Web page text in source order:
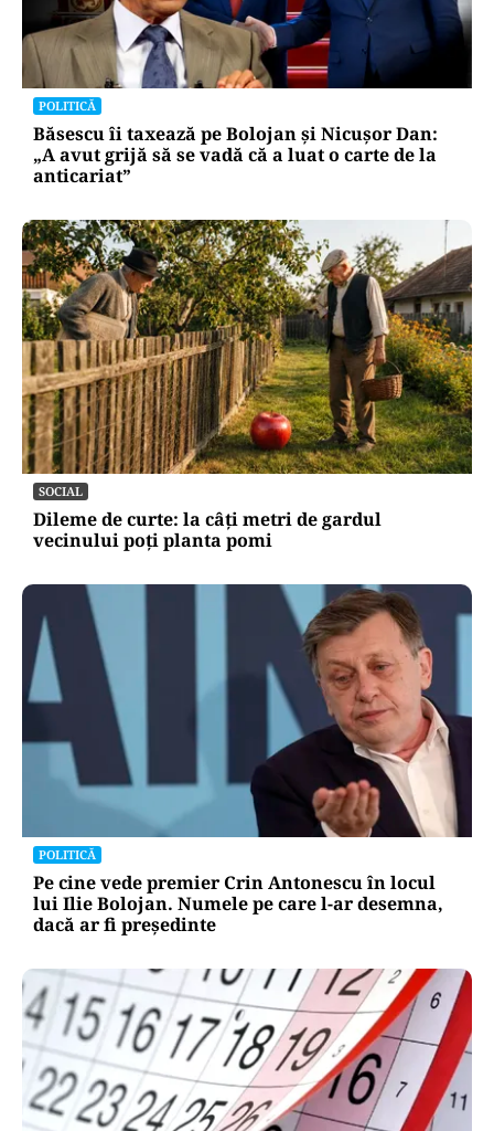
POLITICĂ
Băsescu îi taxează pe Bolojan și Nicușor Dan:
„A avut grijă să se vadă că a luat o carte de la
anticariat”
SOCIAL
Dileme de curte: la câți metri de gardul
vecinului poți planta pomi
POLITICĂ
Pe cine vede premier Crin Antonescu în locul
lui Ilie Bolojan. Numele pe care l-ar desemna,
dacă ar fi președinte